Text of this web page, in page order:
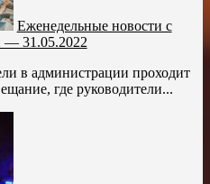
Еженедельные новости с
— 31.05.2022
в администрации проходит
где руководители...